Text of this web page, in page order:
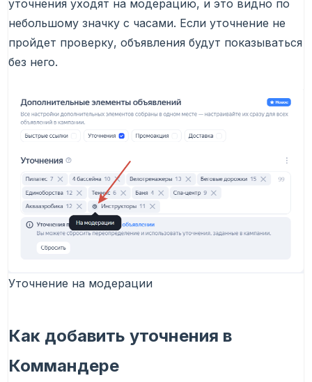
уточнения уходят на модерацию, и это видно по
небольшому значку с часами. Если уточнение не
пройдет проверку, объявления будут показываться
без него.
Уточнение на модерации
Как добавить уточнения в
Коммандере